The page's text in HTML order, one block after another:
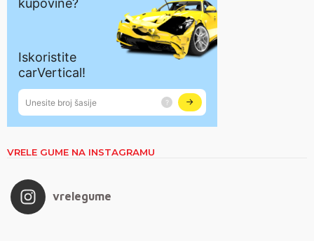
VRELE GUME NA INSTAGRAMU
vrelegume